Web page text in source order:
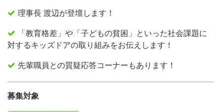
理事長 渡辺が登壇します！
「教育格差」や「子どもの貧困」といった社会課題に
対するキッズドアの取り組みをお伝えします！
先輩職員との質疑応答コーナーもあります！
募集対象